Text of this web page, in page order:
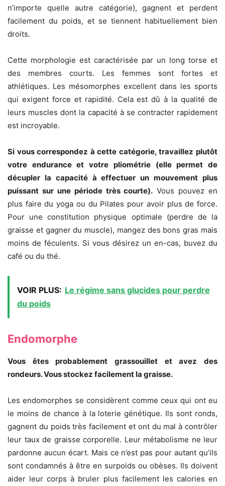
n’importe quelle autre catégorie), gagnent et perdent
facilement du poids, et se tiennent habituellement bien
droits.
Cette morphologie est caractérisée par un long torse et
des membres courts. Les femmes sont fortes et
athlétiques. Les mésomorphes excellent dans les sports
qui exigent force et rapidité. Cela est dû à la qualité de
leurs muscles dont la capacité à se contracter rapidement
est incroyable.
Si vous correspondez à cette catégorie, travaillez plutôt
votre endurance et votre pliométrie (elle permet de
décupler la capacité à effectuer un mouvement plus
puissant sur une période très courte). Vous pouvez en
plus faire du yoga ou du Pilates pour avoir plus de force.
Pour une constitution physique optimale (perdre de la
graisse et gagner du muscle), mangez des bons gras mais
moins de féculents. Si vous désirez un en-cas, buvez du
café ou du thé.
VOIR PLUS: Le régime sans glucides pour perdre
du poids
Endomorphe
Vous êtes probablement grassouillet et avez des
rondeurs. Vous stockez facilement la graisse.
Les endomorphes se considèrent comme ceux qui ont eu
le moins de chance à la loterie génétique. Ils sont ronds,
gagnent du poids très facilement et ont du mal à contrôler
leur taux de graisse corporelle. Leur métabolisme ne leur
pardonne aucun écart. Mais ce n’est pas pour autant qu’ils
sont condamnés à être en surpoids ou obèses. Ils doivent
aider leur corps à bruler plus facilement les calories en